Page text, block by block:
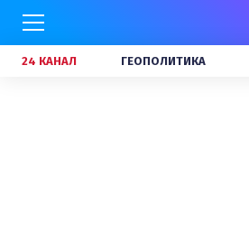
24 КАНАЛ ГЕОПОЛИТИКА